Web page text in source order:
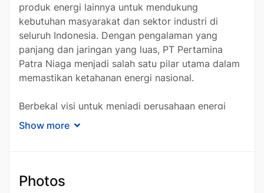
produk energi lainnya untuk mendukung
kebutuhan masyarakat dan sektor industri di
seluruh Indonesia. Dengan pengalaman yang
panjang dan jaringan yang luas, PT Pertamina
Patra Niaga menjadi salah satu pilar utama dalam
memastikan ketahanan energi nasional.
Berbekal visi untuk menjadi perusahaan energi
yang terdepan dan terpercaya, PT Pertamina
niaga berbasis teknologi dan efisiensi guna
memberikan nilai tambah kepada pelanggan.
Show more
Photos